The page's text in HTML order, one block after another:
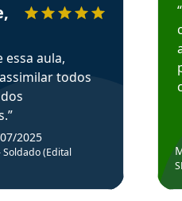
essa aula,
todos
2025
Soldado (Edital